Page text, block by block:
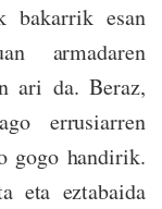
bakarrik esan
armadaren
ari da. Beraz,
errusiarren
gogo handirik.
eta eztabaida